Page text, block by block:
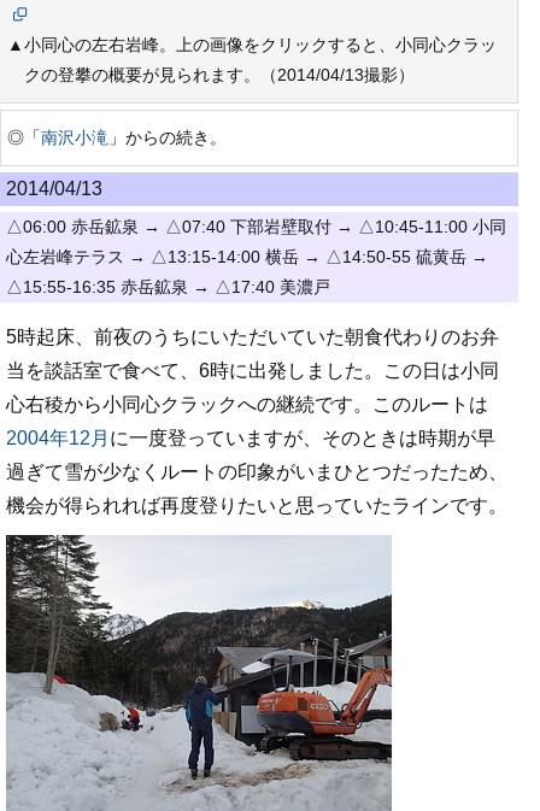
▲小同心の左右岩峰。上の画像をクリックすると、小同心クラッ
クの登攀の概要が見られます。（2014/04/13撮影）
◎「南沢小滝 」からの続き。
2014/04/13
△06:00 赤岳鉱泉 → △07:40 下部岩壁取付 → △10:45-11:00 小同
心左岩峰テラス → △13:15-14:00 横岳 → △14:50-55 硫黄岳 →
△15:55-16:35 赤岳鉱泉 → △17:40 美濃戸
5時起床、前夜のうちにいただいていた朝食代わりのお弁
当を談話室で食べて、6時に出発しました。この日は小同
心右稜から小同心クラックへの継続です。このルートは
2004年12月 に一度登っていますが、そのときは時期が早
過ぎて雪が少なくルートの印象がいまひとつだったため、
機会が得られれば再度登りたいと思っていたラインです。